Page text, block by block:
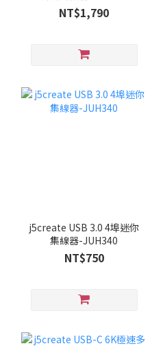
NT$1,790
j5create USB 3.0 4埠迷你
集線器-JUH340
NT$750